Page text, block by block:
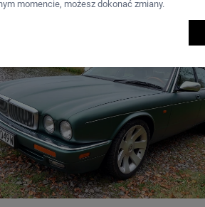
momencie, możesz dokonać zmiany.